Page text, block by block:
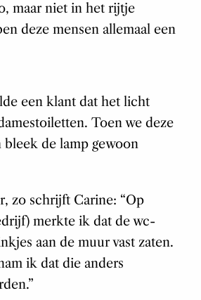
maar niet in het rijtje
deze mensen allemaal een
een klant dat het licht
Toen we deze
bleek de lamp gewoon
zo schrijft Carine: “Op
merkte ik dat de wc-
aan de muur vast zaten.
ik dat die anders